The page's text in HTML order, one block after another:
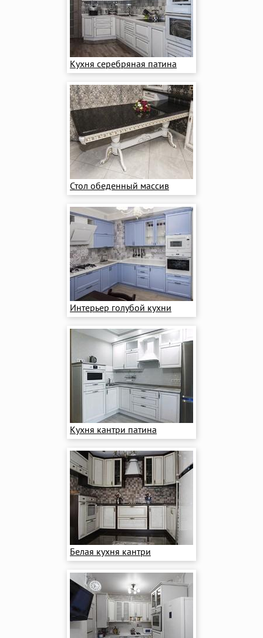
Кухня серебряная патина
Стол обеденный массив
Интерьер голубой кухни
Кухня кантри патина
Белая кухня кантри